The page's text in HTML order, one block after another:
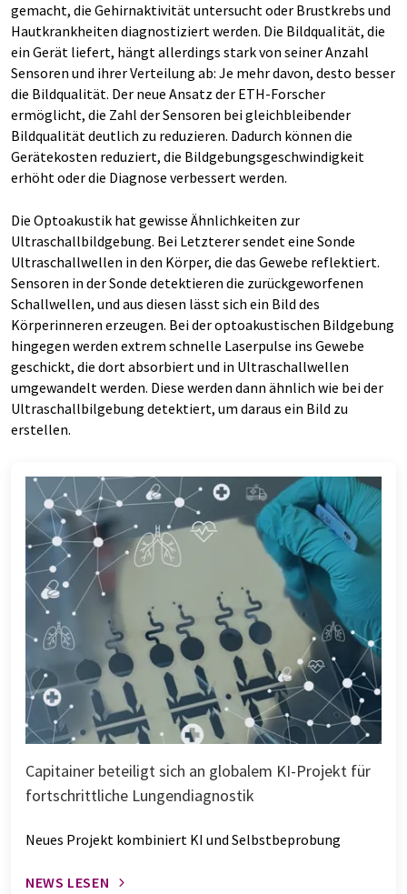
gemacht, die Gehirnaktivität untersucht oder Brustkrebs und
Hautkrankheiten diagnostiziert werden. Die Bildqualität, die
ein Gerät liefert, hängt allerdings stark von seiner Anzahl
Sensoren und ihrer Verteilung ab: Je mehr davon, desto besser
die Bildqualität. Der neue Ansatz der ETH-Forscher
ermöglicht, die Zahl der Sensoren bei gleichbleibender
Bildqualität deutlich zu reduzieren. Dadurch können die
Gerätekosten reduziert, die Bildgebungsgeschwindigkeit
erhöht oder die Diagnose verbessert werden.
Die Optoakustik hat gewisse Ähnlichkeiten zur
Ultraschallbildgebung. Bei Letzterer sendet eine Sonde
Ultraschallwellen in den Körper, die das Gewebe reflektiert.
Sensoren in der Sonde detektieren die zurückgeworfenen
Schallwellen, und aus diesen lässt sich ein Bild des
Körperinneren erzeugen. Bei der optoakustischen Bildgebung
hingegen werden extrem schnelle Laserpulse ins Gewebe
geschickt, die dort absorbiert und in Ultraschallwellen
umgewandelt werden. Diese werden dann ähnlich wie bei der
Ultraschallbilgebung detektiert, um daraus ein Bild zu
erstellen.
Capitainer beteiligt sich an globalem KI-Projekt für
fortschrittliche Lungendiagnostik
Neues Projekt kombiniert KI und Selbstbeprobung
NEWS LESEN